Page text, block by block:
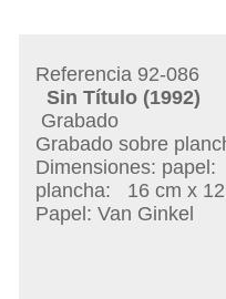
Referencia 92-086
Sin Título(1992)
Grabado
Grabado sobre
Dimensiones: papel:
plancha:
16 cm x
Papel: Van Ginkel